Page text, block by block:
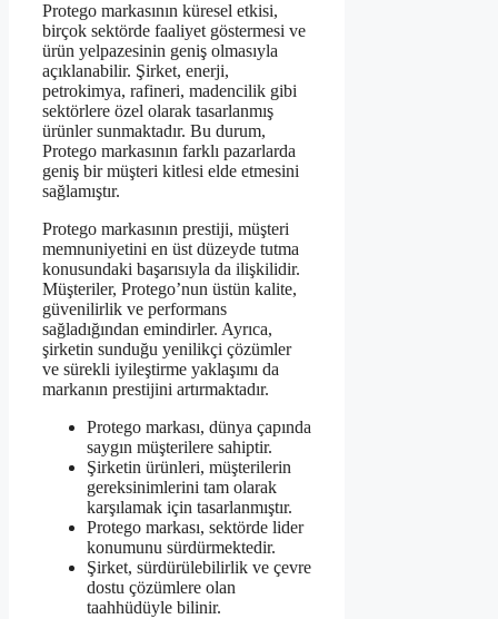
Protego markasının küresel etkisi,
birçok sektörde faaliyet göstermesi ve
ürün yelpazesinin geniş olmasıyla
açıklanabilir. Şirket, enerji,
petrokimya, rafineri, madencilik gibi
sektörlere özel olarak tasarlanmış
ürünler sunmaktadır. Bu durum,
Protego markasının farklı pazarlarda
geniş bir müşteri kitlesi elde etmesini
sağlamıştır.
Protego markasının prestiji, müşteri
memnuniyetini en üst düzeyde tutma
konusundaki başarısıyla da ilişkilidir.
Müşteriler, Protego’nun üstün kalite,
güvenilirlik ve performans
sağladığından emindirler. Ayrıca,
şirketin sunduğu yenilikçi çözümler
ve sürekli iyileştirme yaklaşımı da
markanın prestijini artırmaktadır.
Protego markası, dünya çapında
saygın müşterilere sahiptir.
Şirketin ürünleri, müşterilerin
gereksinimlerini tam olarak
karşılamak için tasarlanmıştır.
Protego markası, sektörde lider
konumunu sürdürmektedir.
Şirket, sürdürülebilirlik ve çevre
dostu çözümlere olan
taahhüdüyle bilinir.